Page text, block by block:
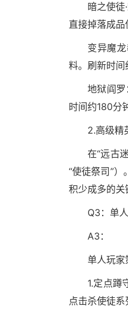
暗之使徒
直接掉落成品
变异魔
料。刷新时间
地狱阎
时间约180分
2.高级精
在“远古
“使徒祭司”
积少成多的关
Q3：单
A3：
单人玩家
1.定点蹲
点击杀使徒